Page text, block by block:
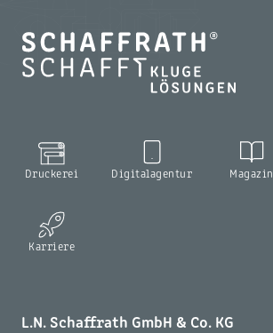
Druckerei Digitalagentur Magazin
Karriere
L.N. Schaffrath GmbH & Co. KG